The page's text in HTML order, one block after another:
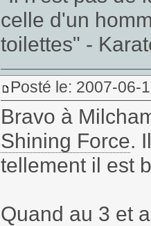
celle d'un
toilettes" -
Posté le: 2007-06-
Bravo à
Shining Force.
tellement il est
Quand au 3 et